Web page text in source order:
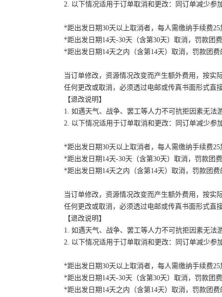
2. 以下情况适用于订单取消和更改：同订单减少
*距出发日期30天以上取消者，每人需缴纳手续费
*距出发日期14天-30天（含第30天）取消，罚款团
*距出发日期14天之内（含第14天）取消，罚款团费
当订单修改，资源情况改变而产生额外费用，按实
任何更改或取消，必须透过电邮或传真书面形式直
【退改说明】
1. 如遇天气、战争、罢工等人力不可抗拒因素无
2. 以下情况适用于订单取消和更改：同订单减少
*距出发日期30天以上取消者，每人需缴纳手续费
*距出发日期14天-30天（含第30天）取消，罚款团
*距出发日期14天之内（含第14天）取消，罚款团费
当订单修改，资源情况改变而产生额外费用，按实
任何更改或取消，必须透过电邮或传真书面形式直
【退改说明】
1. 如遇天气、战争、罢工等人力不可抗拒因素无
2. 以下情况适用于订单取消和更改：同订单减少
*距出发日期30天以上取消者，每人需缴纳手续费
*距出发日期14天-30天（含第30天）取消，罚款团
*距出发日期14天之内（含第14天）取消，罚款团费